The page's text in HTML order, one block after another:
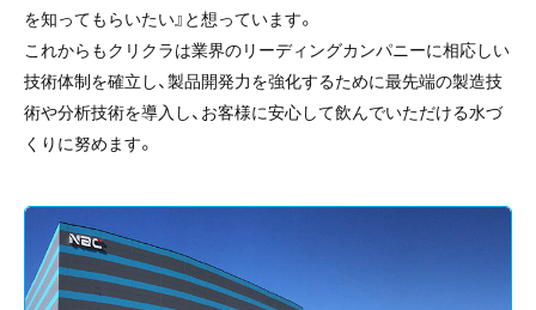
を知ってもらいたい』と想っています。
これからもクリクラは業界のリーディングカンパニーに相応しい
技術体制を確立し、製品開発力を強化するために最先端の製造技
術や分析技術を導入し、お客様に安心して飲んでいただける水づ
くりに努めます。